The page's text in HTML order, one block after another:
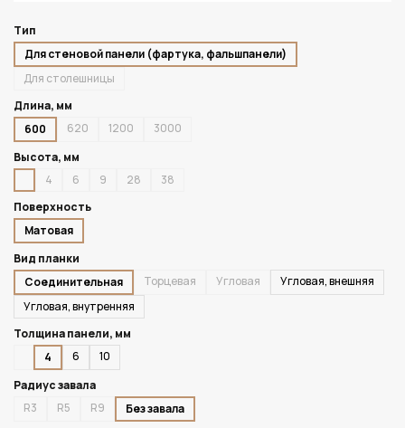
Тип
Для стеновой панели (фартука, фальшпанели)
Для столешницы
Длина, мм
600
620 1200
3000
Высота, мм
4
6 9 28
38
Поверхность
Матовая
Вид планки
Соединительная
Торцевая Угловая
Угловая, внешняя
Угловая, внутренняя
Толщина панели, мм
4
6
10
Радиус завала
R3
R5 R9
Без завала